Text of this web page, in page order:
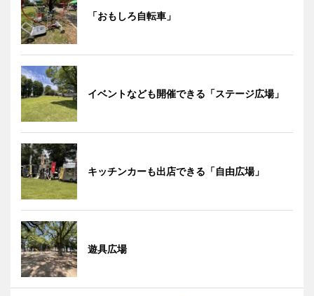
「おもしろ自転車」
イベントなども開催できる「ステージ広場」
キッチンカーも出店できる「自由広場」
遊具広場